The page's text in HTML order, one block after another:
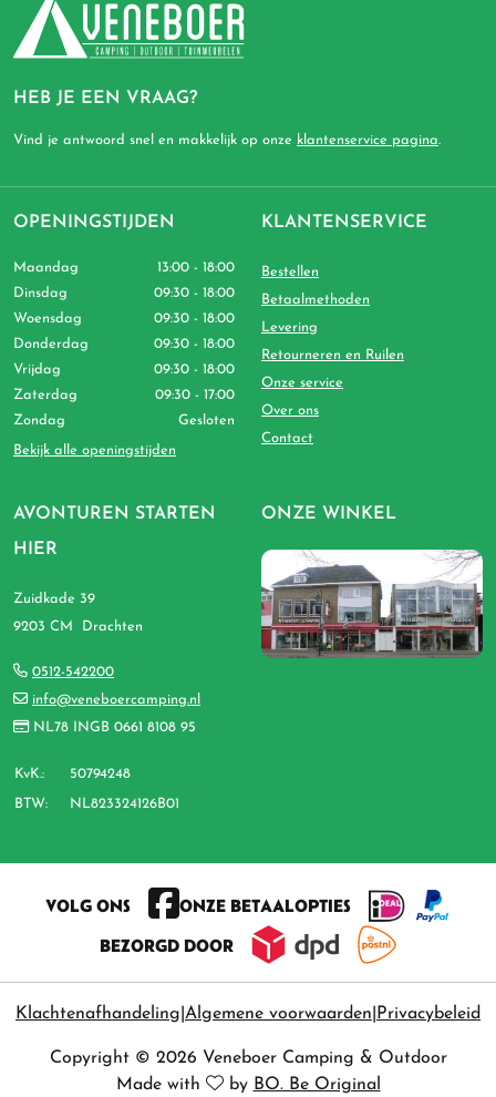
HEB JE EEN VRAAG?
Vind je antwoord snel en makkelijk op onze klantenservice pagina.
AVONTUREN STARTEN
HIER
Zuidkade 39
9203 CM Drachten
0512-542200
info@veneboercamping.nl
NL78 INGB 0661 8108 95
KvK.: 50794248
BTW: NL823324126B01
OPENINGSTIJDEN
Maandag
13:00 - 18:00
Dinsdag
09:30 - 18:00
Woensdag
09:30 - 18:00
Donderdag
09:30 - 18:00
Vrijdag
09:30 - 18:00
Zaterdag
09:30 - 17:00
Zondag
Gesloten
Bekijk alle openingstijden
KLANTENSERVICE
Bestellen
Betaalmethoden
Levering
Retourneren en Ruilen
Onze service
Over ons
Contact
ONZE WINKEL
VOLG ONS
ONZE BETAALOPTIES
BEZORGD DOOR
Klachtenafhandeling Algemene voorwaarden Privacybeleid
Copyright © 2026 Veneboer Camping & Outdoor
Made with
by BO. Be Original